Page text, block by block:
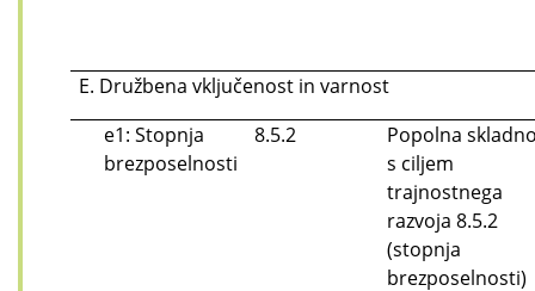
E. Družbena vključenost in varnost
e1: Stopnja
brezposelnosti
8.5.2
Popolna
s ciljem
trajnostnega
razvoja 8.5.2
(stopnja
brezposelnosti)